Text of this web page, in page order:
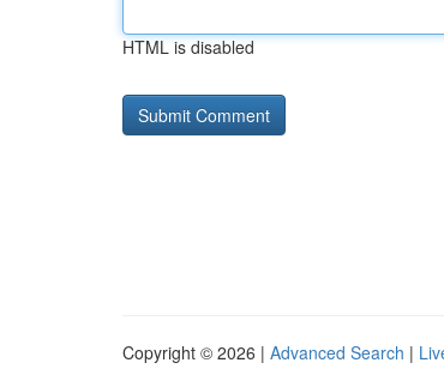
HTML is disabled
Copyright © 2026 | Advanced Search |